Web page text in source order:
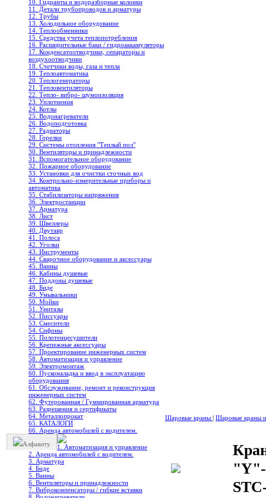
10. Гидранты и водоразборные колонки
11. Детали трубопроводов и арматуры
12. Трубы
13. Холодильное oборудование
14. Теплообменники
15. Средства учета теплопотребления
16. Расширительные баки / гидроаккамуляторы
17. Конденсатоотводчики, сепараторы и
воздухоотводчики
18. Счетчики воды, газа и тепла
19. Теплоавтоматика
20. Теплогенераторы
21. Тепловентиляторы
22. Тепло- вибро- шумоизоляция
23. Уплотнения
24. Котлы
25. Водонагреватели
26. Водоподготовка
27. Радиаторы
28. Горелки
29. Системы отопления "Теплый пол"
30. Вентиляторы и принадлежности
31. Вспомогательное оборудование
32. Пожарное оборудование
33. Установки для очистки сточных вод
34. Контрольно-измерительные приборы и
автоматика
35. Стабилизаторы напряжения
36. Электростанции
37. Арматура
38. Лист
39. Швеллеры
40. Двутавр
41. Полоса
42. Уголки
43. Инструменты
44. Сварочное оборудование и аксессуары
45. Ванны
46. Кабины душевые
47. Поддоны душевые
48. Биде
49. Умывальники
50. Мойки
51. Унитазы
52. Писсуары
53. Смесители
54. Сифоны
55. Полотенцесушители
56. Крепежные аксессуары
57. Проектирование инженерных систем
58. Автоматизация и управление
59. Электромонтаж
60. Пусконаладка и ввод в эксплуатацию
оборудования
61. Обслуживание, ремонт и реконструкция
инженерных систем
62. Футерованная / Гуммированная арматура
63. Разрешения и сертификаты
64. Металлопрокат
65. КАТАЛОГИ
66. Аренда автомобилей с водителем.
Алфавиту
1. Автоматизация и управление
2. Аренда автомобилей с водителем.
3. Арматура
4. Биде
5. Ванны
6. Вентиляторы и принадлежности
7. Виброкомпенсаторы / гибкие вставки
Шаровые краны | Шаровые краны
"Y"-